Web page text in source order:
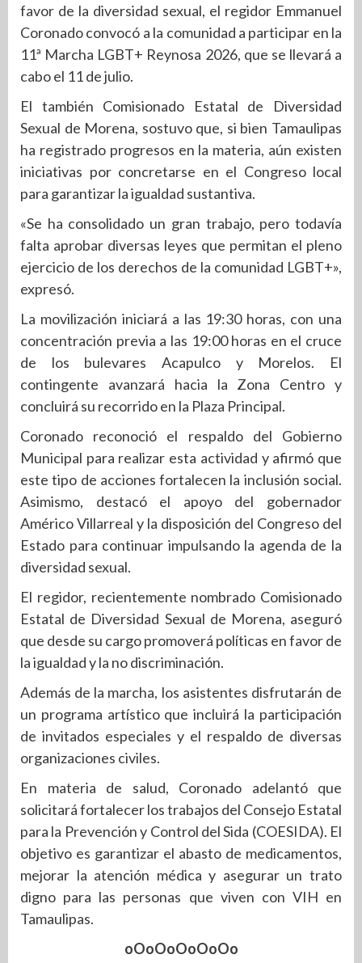
favor de la diversidad sexual, el regidor Emmanuel
Coronado convocó a la comunidad a participar en la
11ª Marcha LGBT+ Reynosa 2026, que se llevará a
cabo el 11 de julio.
El también Comisionado Estatal de Diversidad
Sexual de Morena, sostuvo que, si bien Tamaulipas
ha registrado progresos en la materia, aún existen
iniciativas por concretarse en el Congreso local
para garantizar la igualdad sustantiva.
«Se ha consolidado un gran trabajo, pero todavía
falta aprobar diversas leyes que permitan el pleno
ejercicio de los derechos de la comunidad LGBT+»,
expresó.
La movilización iniciará a las 19:30 horas, con una
concentración previa a las 19:00 horas en el cruce
de los bulevares Acapulco y Morelos. El
contingente avanzará hacia la Zona Centro y
concluirá su recorrido en la Plaza Principal.
Coronado reconoció el respaldo del Gobierno
Municipal para realizar esta actividad y afirmó que
este tipo de acciones fortalecen la inclusión social.
Asimismo, destacó el apoyo del gobernador
Américo Villarreal y la disposición del Congreso del
Estado para continuar impulsando la agenda de la
diversidad sexual.
El regidor, recientemente nombrado Comisionado
Estatal de Diversidad Sexual de Morena, aseguró
que desde su cargo promoverá políticas en favor de
la igualdad y la no discriminación.
Además de la marcha, los asistentes disfrutarán de
un programa artístico que incluirá la participación
de invitados especiales y el respaldo de diversas
organizaciones civiles.
En materia de salud, Coronado adelantó que
solicitará fortalecer los trabajos del Consejo Estatal
para la Prevención y Control del Sida (COESIDA). El
objetivo es garantizar el abasto de medicamentos,
mejorar la atención médica y asegurar un trato
digno para las personas que viven con VIH en
Tamaulipas.
oOoOoOoOoOo